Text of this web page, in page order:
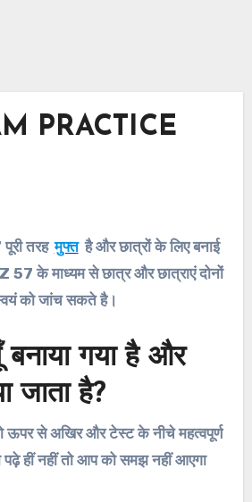
PRACTICE
पूरी तरह मुफ्त है और छात्रों के लिए बनाई
57 के माध्यम से छात्र और छात्राएं दोनों
को जांच सकते है।
गया है और
जाता है?
ऊपर से अखिर और टेस्ट के नीचे महत्वपूर्ण
पढ़े हीं नहीं तो आप को समझ नहीं आएगा